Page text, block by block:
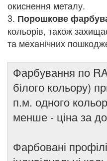
окиснення металу.
3. Порошкове
кольорів, також
та механічних
Фарбування по
білого кольору)
п.м. одного
менше - ціна за
Фарбовані